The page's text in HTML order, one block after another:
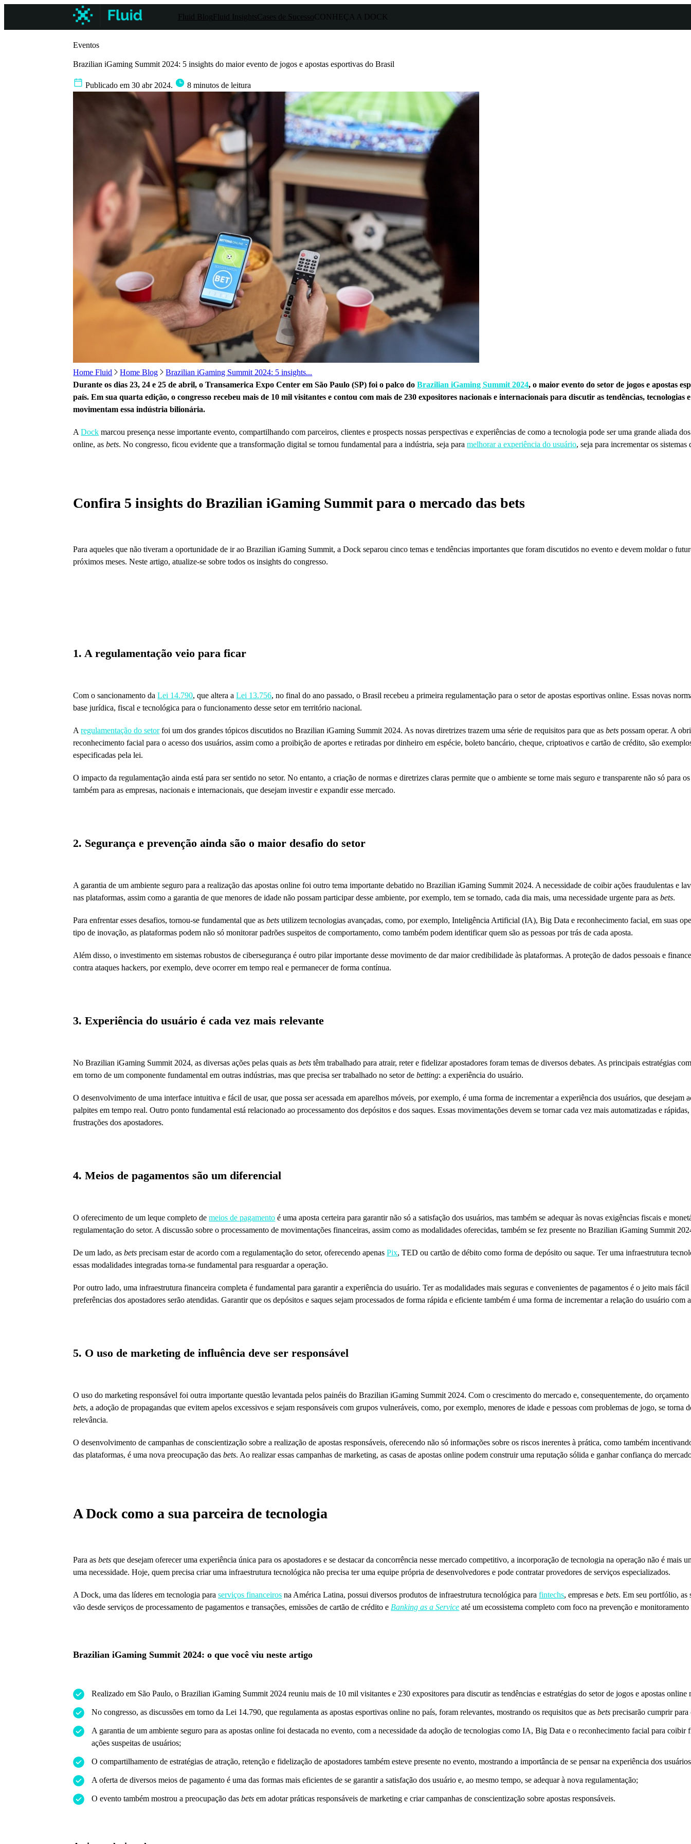
Fluid Blog Fluid InsightsCases de SucessoCONHEÇA A DOCK
Eventos
Brazilian iGaming Summit 2024: 5 insights do maior evento de jogos e apostas esportivas do Brasil
Publicado em 30 abr 2024. 8 minutos de leitura
Home Fluid Home Blog
Brazilian iGaming Summit 2024: 5 insights...
Durante os dias 23, 24 e 25 de abril, o Transamerica Expo Center em São Paulo (SP) foi o palco doBrazilian iGaming Summit 2024, o maior evento do setor de jogos e apostas
país. Em sua quarta edição, o congresso recebeu mais de 10 mil visitantes e contou com mais de 230 expositores nacionais e internacionais para discutir as tendências, tecnologias
movimentam essa indústria bilionária.
ADock marcou presença nesse importante evento, compartilhando com parceiros, clientes e prospects nossas perspectivas e experiências de como a tecnologia pode ser uma grande aliada
online, asbets. No congresso, ficou evidente que a transformação digital se tornou fundamental para a indústria, seja paramelhorar a experiência do usuário, seja para incrementar os sistemas
Confira 5 insights do Brazilian iGaming Summit para o mercado das bets
Para aqueles que não tiveram a oportunidade de ir ao Brazilian iGaming Summit, a Dock separou cinco temas e tendências importantes que foram discutidos no evento e devem moldar o
próximos meses. Neste artigo, atualize-se sobre todos os insights do congresso.
1. A regulamentação veio para ficar
Com o sancionamento daLei 14.790, que altera aLei 13.756, no final do ano passado, o Brasil recebeu a primeira regulamentação para o setor de apostas esportivas online. Essas novas
base jurídica, fiscal e tecnológica para o funcionamento desse setor em território nacional.
Aregulamentação do setorfoi um dos grandes tópicos discutidos no Brazilian iGaming Summit 2024. As novas diretrizes trazem uma série de requisitos para que asbets possam operar. A
reconhecimento facial para o acesso dos usuários, assim como a proibição de aportes e retiradas por dinheiro em espécie, boleto bancário, cheque, criptoativos e cartão de crédito, são
especificadas pela lei.
O impacto da regulamentação ainda está para ser sentido no setor. No entanto, a criação de normas e diretrizes claras permite que o ambiente se torne mais seguro e transparente não só para
também para as empresas, nacionais e internacionais, que desejam investir e expandir esse mercado.
2. Segurança e prevenção ainda são o maior desafio do setor
A garantia de um ambiente seguro para a realização das apostas online foi outro tema importante debatido no Brazilian iGaming Summit 2024. A necessidade de coibir ações fraudulentas e
nas plataformas, assim como a garantia de que menores de idade não possam participar desse ambiente, por exemplo, tem se tornado, cada dia mais, uma necessidade urgente para asbets.
Para enfrentar esses desafios, tornou-se fundamental que asbets utilizem tecnologias avançadas, como, por exemplo, Inteligência Artificial (IA), Big Data e reconhecimento facial, em suas
tipo de inovação, as plataformas podem não só monitorar padrões suspeitos de comportamento, como também podem identificar quem são as pessoas por trás de cada aposta.
Além disso, o investimento em sistemas robustos de cibersegurança é outro pilar importante desse movimento de dar maior credibilidade às plataformas. A proteção de dados pessoais e
contra ataques hackers, por exemplo, deve ocorrer em tempo real e permanecer de forma contínua.
3. Experiência do usuário é cada vez mais relevante
No Brazilian iGaming Summit 2024, as diversas ações pelas quais asbets têm trabalhado para atrair, reter e fidelizar apostadores foram temas de diversos debates. As principais estratégias
em torno de um componente fundamental em outras indústrias, mas que precisa ser trabalhado no setor debetting: a experiência do usuário.
O desenvolvimento de uma interface intuitiva e fácil de usar, que possa ser acessada em aparelhos móveis, por exemplo, é uma forma de incrementar a experiência dos usuários, que desejam
palpites em tempo real. Outro ponto fundamental está relacionado ao processamento dos depósitos e dos saques. Essas movimentações devem se tornar cada vez mais automatizadas e
frustrações dos apostadores.
4. Meios de pagamentos são um diferencial
O oferecimento de um leque completo demeios de pagamento é uma aposta certeira para garantir não só a satisfação dos usuários, mas também se adequar às novas exigências fiscais e
regulamentação do setor. A discussão sobre o processamento de movimentações financeiras, assim como as modalidades oferecidas, também se fez presente no Brazilian iGaming Summit
De um lado, asbets precisam estar de acordo com a regulamentação do setor, oferecendo apenasPix, TED ou cartão de débito como forma de depósito ou saque. Ter uma infraestrutura
essas modalidades integradas torna-se fundamental para resguardar a operação.
Por outro lado, uma infraestrutura financeira completa é fundamental para garantir a experiência do usuário. Ter as modalidades mais seguras e convenientes de pagamentos é o jeito mais
preferências dos apostadores serão atendidas. Garantir que os depósitos e saques sejam processados de forma rápida e eficiente também é uma forma de incrementar a relação do usuário com
5. O uso de marketing de influência deve ser responsável
O uso do marketing responsável foi outra importante questão levantada pelos painéis do Brazilian iGaming Summit 2024. Com o crescimento do mercado e, consequentemente, do
bets, a adoção de propagandas que evitem apelos excessivos e sejam responsáveis com grupos vulneráveis, como, por exemplo, menores de idade e pessoas com problemas de jogo, se torna
relevância.
O desenvolvimento de campanhas de conscientização sobre a realização de apostas responsáveis, oferecendo não só informações sobre os riscos inerentes à prática, como também
das plataformas, é uma nova preocupação dasbets. Ao realizar essas campanhas de marketing, as casas de apostas online podem construir uma reputação sólida e ganhar confiança do
A Dock como a sua parceira de tecnologia
Para asbets que desejam oferecer uma experiência única para os apostadores e se destacar da concorrência nesse mercado competitivo, a incorporação de tecnologia na operação não é mais
uma necessidade. Hoje, quem precisa criar uma infraestrutura tecnológica não precisa ter uma equipe própria de desenvolvedores e pode contratar provedores de serviços especializados.
A Dock, uma das líderes em tecnologia paraserviços financeiros na América Latina, possui diversos produtos de infraestrutura tecnológica parafintechs, empresas ebets. Em seu portfólio, as
vão desde serviços de processamento de pagamentos e transações, emissões de cartão de crédito e Banking as a Service até um ecossistema completo com foco na prevenção e monitoramento
Brazilian iGaming Summit 2024: o que você viu neste artigo
Realizado em São Paulo, o Brazilian iGaming Summit 2024 reuniu mais de 10 mil visitantes e 230 expositores para discutir as tendências e estratégias do setor de jogos e apostas online
No congresso, as discussões em torno da Lei 14.790, que regulamenta as apostas esportivas online no país, foram relevantes, mostrando os requisitos que asbets precisarão cumprir
A garantia de um ambiente seguro para as apostas online foi destacada no evento, com a necessidade da adoção de tecnologias como IA, Big Data e o reconhecimento facial para coibir
ações suspeitas de usuários;
O compartilhamento de estratégias de atração, retenção e fidelização de apostadores também esteve presente no evento, mostrando a importância de se pensar na experiência dos
A oferta de diversos meios de pagamento é uma das formas mais eficientes de se garantir a satisfação dos usuário e, ao mesmo tempo, se adequar à nova regulamentação;
O evento também mostrou a preocupação dasbetsem adotar práticas responsáveis de marketing e criar campanhas de conscientização sobre apostas responsáveis.